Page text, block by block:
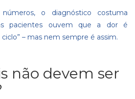
o diagnóstico costuma
pacientes ouvem que a dor é
– mas nem sempre é assim.
não devem ser